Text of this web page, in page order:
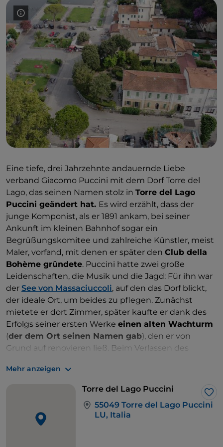
Eine tiefe, drei Jahrzehnte andauernde Liebe
verband Giacomo Puccini mit dem Dorf Torre del
Lago, das seinen Namen stolz in Torre del Lago
Puccini geändert hat. Es wird erzählt, dass der
junge Komponist, als er 1891 ankam, bei seiner
Ankunft im kleinen Bahnhof sogar ein
Begrüßungskomitee und zahlreiche Künstler, meist
Maler, vorfand, mit denen er später den Club della
Bohème gründete. Puccini hatte zwei große
Leidenschaften, die Musik und die Jagd: Für ihn war
der See von Massaciuccoli, auf den das Dorf blickt,
der ideale Ort, um beides zu pflegen. Zunächst
mietete er dort Zimmer, später kaufte er dank des
Erfolgs seiner ersten Werke einen alten Wachturm
(der dem Ort seinen Namen gab), den er von
Grund auf renovieren ließ. Beim Verlassen des
zu Jagdausflügen aufbrach, insbesondere auf
Blässhühner und Schnellenten. Puccini blieb
30 Jahre in Torre del Lago und komponierte dort alle
seine wichtigsten Werke, darunterTosca(1900),
Madama Butterfly
(1904),La fanciulla del West
Mehr anzeigen
Torre del Lago Puccini
55049 Torre del Lago Puccini
LU, Italia